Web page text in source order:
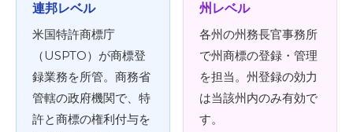
連邦レベル
米国特許商標庁
（USPTO）が商標登
録業務を所管。商務省
管轄の政府機関で、特
許と商標の権利付与を
州レベル
各州の州務長官事務所
で州商標の登録・管理
を担当。州登録の効力
は当該州内のみ有効で
す。